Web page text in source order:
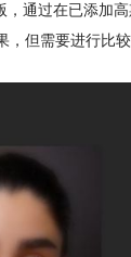
，通过在已添加
，但需要进行比